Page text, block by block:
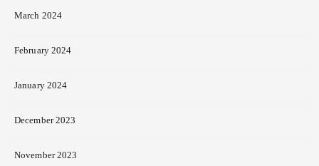
March 2024
February 2024
January 2024
December 2023
November 2023